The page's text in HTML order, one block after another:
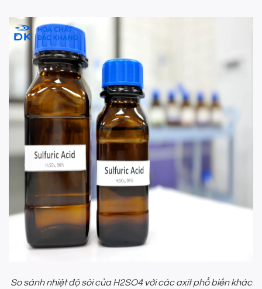
So sánh nhiệt độ sôi của H2SO4 với các axit phổ biến khác